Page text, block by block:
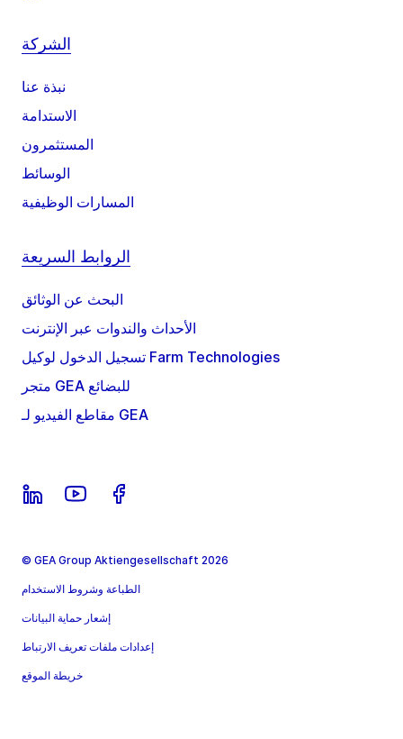
الشركة
نبذة عنا
الاستدامة
المستثمرون
الوسائط
المسارات الوظيفية
الروابط السريعة
البحث عن الوثائق
الأحداث والندوات عبر الإنترنت
تسجيل الدخول لوكيل Farm Technologies
متجر GEA للبضائع
مقاطع الفيديو لـ GEA
© GEA Group Aktiengesellschaft 2026
الطباعة وشروط الاستخدام
إشعار حماية البيانات
إعدادات ملفات تعريف الارتباط
خريطة الموقع